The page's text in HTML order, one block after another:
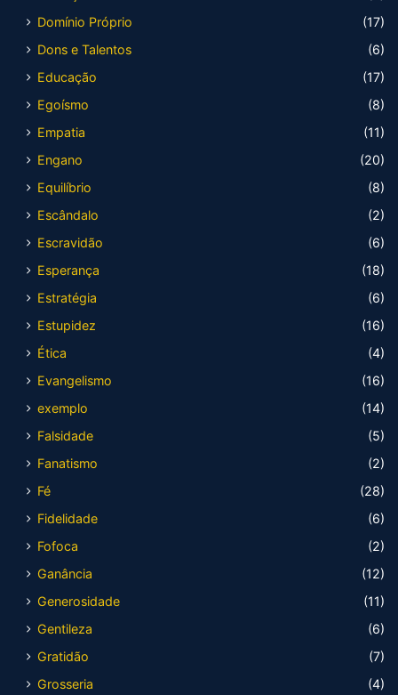
Domínio Próprio
(17)
Dons e Talentos
(6)
Educação
(17)
Egoísmo
(8)
Empatia
(11)
Engano
(20)
Equilíbrio
(8)
Escândalo
(2)
Escravidão
(6)
Esperança
(18)
Estratégia
(6)
Estupidez
(16)
Ética
(4)
Evangelismo
(16)
exemplo
(14)
Falsidade
(5)
Fanatismo
(2)
Fé
(28)
Fidelidade
(6)
Fofoca
(2)
Ganância
(12)
Generosidade
(11)
Gentileza
(6)
Gratidão
(7)
Grosseria
(4)